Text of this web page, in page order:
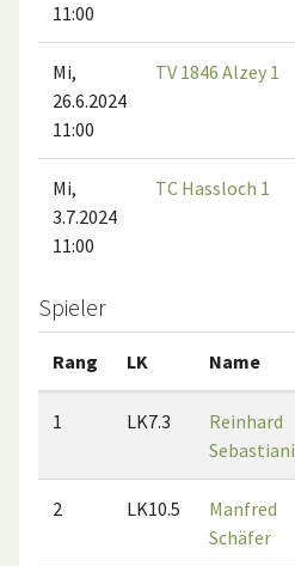
11:00
Mi,
26.6.2024
11:00
TV 1846 Alzey 1
Mi,
3.7.2024
11:00
TC Hassloch 1
Spieler
Rang LK Name
1 LK7.3
Reinhard
Sebastiani
2 LK10.5
Manfred
Schäfer